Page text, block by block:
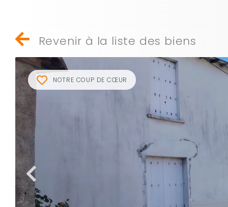
Revenir à la liste des biens
NOTRE COUP DE CŒUR